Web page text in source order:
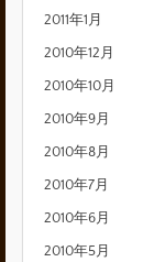
2011年1月
2010年12月
2010年10月
2010年9月
2010年8月
2010年7月
2010年6月
2010年5月